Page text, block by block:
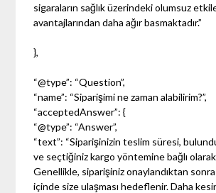
sigaraların sağlık üzerindeki olumsuz
avantajlarından daha ağır basmaktadır.”
},
“@type”: “Question”,
“name”: “Siparişimi ne zaman alabilirim?”,
“acceptedAnswer”: {
“@type”: “Answer”,
“text”: “Siparişinizin teslim süresi,
ve seçtiğiniz kargo yöntemine bağlı
Genellikle, siparişiniz onaylandıktan
içinde size ulaşması hedeflenir. Daha